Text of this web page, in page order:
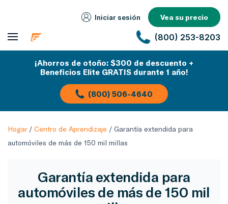
Iniciar sesión Vea su precio
(800) 253-8203
¡Ahorros de otoño: $300 de descuento +
Beneficios Elite GRATIS durante 1 año!
(800) 506-4640
Hogar/ Centro de Aprendizaje / Garantía extendida para
automóviles de más de 150 mil millas
Garantía extendida para
automóviles de más de 150 mil